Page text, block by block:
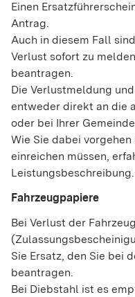
Einen
Antrag.
Auch in diesem Fall
Verlust sofort zu
beantragen.
Die Verlustmeldung
entweder direkt an die
oder bei Ihrer
Wie Sie dabei
einreichen müssen,
Leistungsbeschreibung.
Fahrzeugpapiere
Bei Verlust der
Sie Ersatz, den Sie bei
beantragen.
Bei Diebstahl ist es